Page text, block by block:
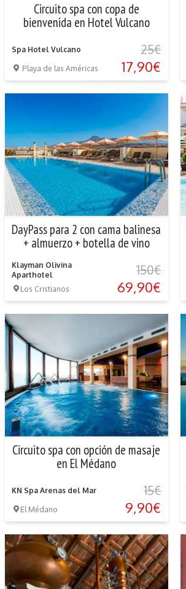
Circuito spa con copa de
bienvenida en Hotel Vulcano
Spa Hotel Vulcano
Playa de las Américas
25€
17,90€
DayPass para 2 con cama balinesa
+ almuerzo + botella de vino
Klayman Olivina
Aparthotel
Los Cristianos
150€
69,90€
Circuito spa con opción de masaje
en El Médano
KN Spa Arenas del Mar
El Médano
15€
9,90€